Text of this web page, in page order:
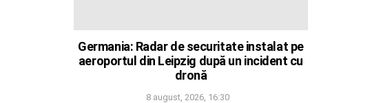
Germania: Radar de securitate instalat pe
aeroportul din Leipzig după un incident cu
dronă
8 august, 2026, 16:30